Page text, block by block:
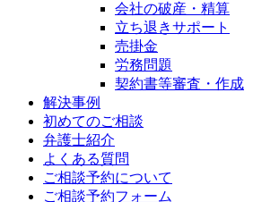
会社の破産・精算
立ち退きサポート
売掛金
労務問題
契約書等審査・作成
解決事例
初めてのご相談
弁護士紹介
よくある質問
ご相談予約について
ご相談予約フォーム